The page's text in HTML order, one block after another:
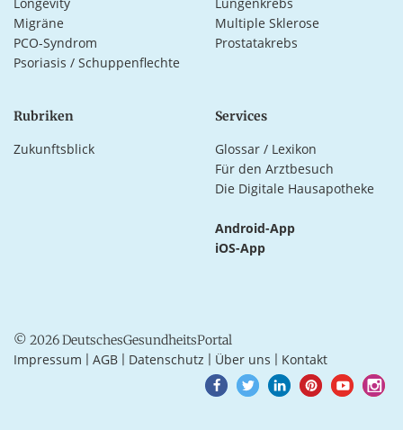
Migräne
Multiple Sklerose
PCO-Syndrom
Prostatakrebs
Psoriasis / Schuppenflechte
Rubriken
Zukunftsblick
Services
Glossar / Lexikon
Für den Arztbesuch
Die Digitale Hausapotheke
Android-App
iOS-App
© 2026 DeutschesGesundheitsPortal
Impressum AGB Datenschutz Über uns Kontakt